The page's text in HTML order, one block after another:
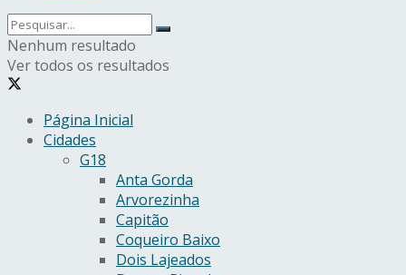
Nenhum resultado
Ver todos os resultados
Página Inicial
Cidades
G18
Anta Gorda
Arvorezinha
Capitão
Coqueiro Baixo
Dois Lajeados